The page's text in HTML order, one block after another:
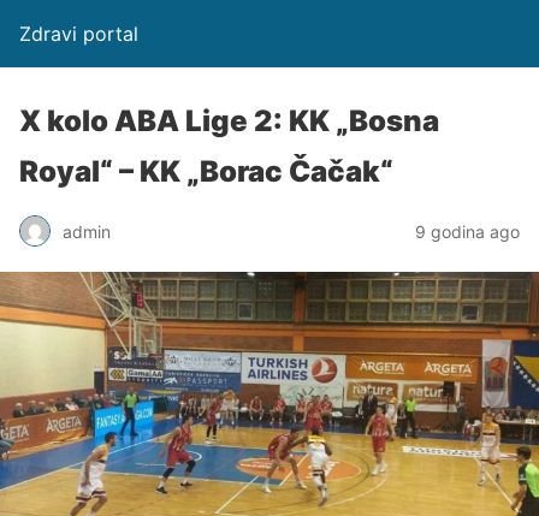
Zdravi portal
X kolo ABA Lige 2: KK „Bosna
Royal“ – KK „Borac Čačak“
admin 9 godina ago